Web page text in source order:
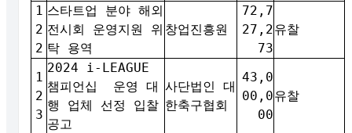
1
2
2
스타트업 분야 해외
전시회 운영지원 위
탁 용역
창업진흥원
72,7
27,2
73
유찰
1
2
3
2024 i-LEAGUE
챔피언십 운영 대
행 업체 선정 입찰
공고
사단법인 대
한축구협회
43,0
00,0
00
유찰